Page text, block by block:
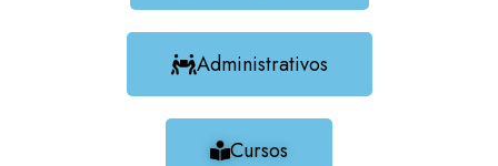
Administrativos
Cursos